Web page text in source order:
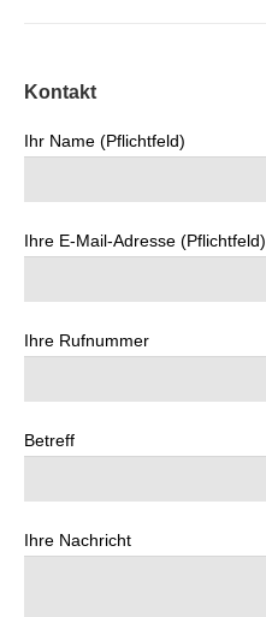
Kontakt
Ihr Name (Pflichtfeld)
Ihre E-Mail-Adresse (Pflichtfeld)
Ihre Rufnummer
Betreff
Ihre Nachricht